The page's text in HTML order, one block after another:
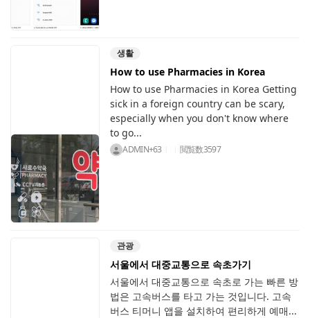
생활
How to use Pharmacies in Korea
How to use Pharmacies in Korea Getting
sick in a foreign country can be scary,
especially when you don't know where
to go...
ADMIN+63 閲覧数3597
관광
서울에서 대중교통으로 속초가기
서울에서 대중교통으로 속초로 가는 빠른 방
법은 고속버스를 타고 가는 것입니다. 고속
버스 티머니 앱을 설치하여 편리하게 예매...